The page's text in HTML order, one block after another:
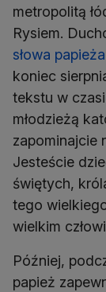
metropolitą
Rysiem.
słowa
koniec
tekstu w
młodzieżą
zapominajcie
Jesteście
świętych,
tego
wielkim
Później,
papież